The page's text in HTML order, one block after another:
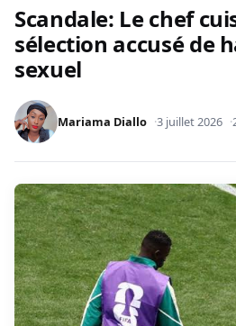
Scandale: Le chef
sélection accusé de
sexuel
Mariama Diallo 3 juillet 2026